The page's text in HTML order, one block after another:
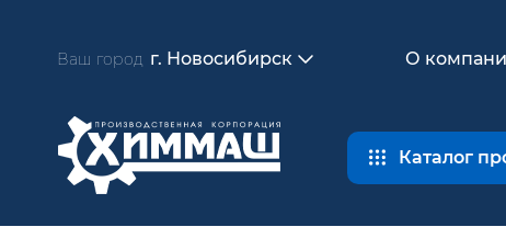
Ваш город г. Новосибирск О
Каталог